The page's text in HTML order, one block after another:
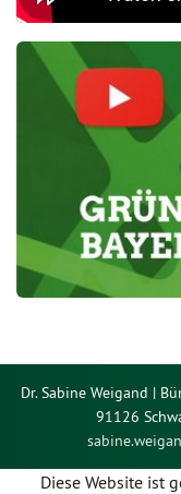
Dr. Sabine Weigand |
91126
Diese Website ist